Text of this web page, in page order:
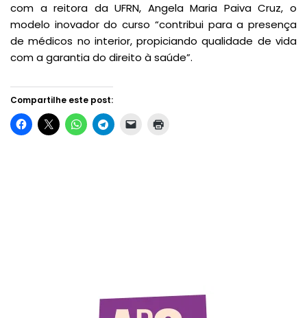
com a reitora da UFRN, Angela Maria Paiva Cruz, o
modelo inovador do curso “contribui para a presença
de médicos no interior, propiciando qualidade de vida
com a garantia do direito à saúde”.
Compartilhe este post: